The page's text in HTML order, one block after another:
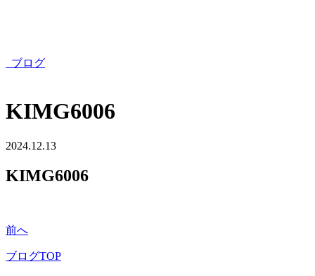
ブログ
KIMG6006
2024.12.13
KIMG6006
前へ
ブログTOP